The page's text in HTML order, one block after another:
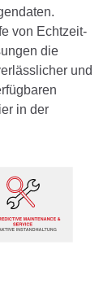
von Echtzeit-
die
und
in der